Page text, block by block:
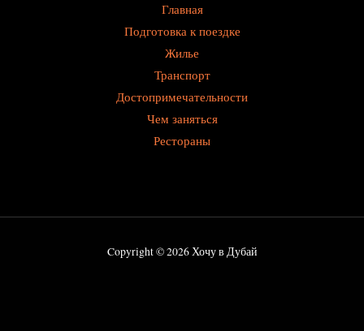
Главная
Подготовка к поездке
Жилье
Транспорт
Достопримечательности
Чем заняться
Рестораны
Copyright © 2026 Хочу в Дубай